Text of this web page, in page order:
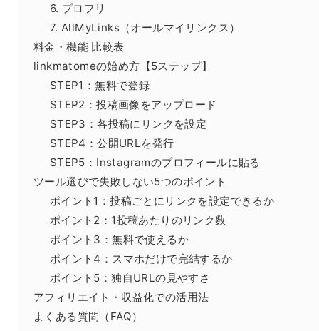
6. プロフリ
7. AllMyLinks（オールマイリンクス）
料金・機能 比較表
linkmatomeの始め方【5ステップ】
STEP1：無料で登録
STEP2：投稿画像をアップロード
STEP3：各投稿にリンクを設定
STEP4：公開URLを発行
STEP5：Instagramのプロフィールに貼る
ツール選びで失敗しない5つのポイント
ポイント1：投稿ごとにリンクを設定できるか
ポイント2：1投稿あたりのリンク数
ポイント3：無料で使えるか
ポイント4：スマホだけで完結するか
ポイント5：独自URLの見やすさ
アフィリエイト・収益化での活用法
よくある質問（FAQ）